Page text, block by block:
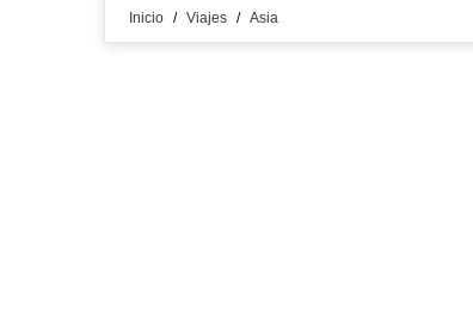
Inicio / Viajes / Asia